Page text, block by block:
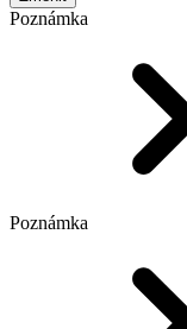
Poznámka
Poznámka